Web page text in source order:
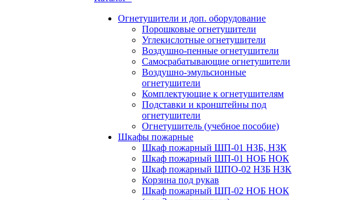
Огнетушители и доп. оборудование
Порошковые огнетушители
Углекислотные огнетушители
Воздушно-пенные огнетушители
Самосрабатывающие огнетушители
Воздушно-эмульсионные
огнетушители
Комплектующие к огнетушителям
Подставки и кронштейны под
огнетушители
Огнетушитель (учебное пособие)
Шкафы пожарные
Шкаф пожарный ШП-01 НЗБ, НЗК
Шкаф пожарный ШП-01 НОБ НОК
Шкаф пожарный ШПО-02 НЗБ НЗК
Корзина под рукав
Шкаф пожарный ШП-02 НОБ НОК